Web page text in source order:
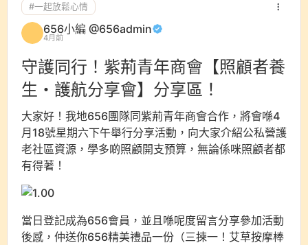
「656小編」將於留言回覆確認《媽住鬆一鬆．會員
限定優惠》資格，提醒會員WhatsApp +852 6511
6566，透過文字聯絡真人專員確認及預約，以優惠
價＊＊享用相關服務，優惠名額10位，先到先得。
＊＊如有任何爭議，掌老事務所保留優惠最終決定權
＊＊活動受條款及細則約束
舊有 656 WhatsApp 登記用戶注意事項：
即使您已是656 WhatsApp登記用戶，必須於656
網站再登記一次，以確認會員資格及使用討論區留
言功能，爭取優惠資格。了解網站會員登記及留言
流程，可瀏覽文章：
registration-guide/
#一起放鬆心情
656小編 @656admin
4月前
守護同行！紫荊青年商會【照顧者養
生・護航分享會】分享區！
大家好！我地656團隊同紫荊青年商會合作，將會喺4
月18號星期六下午舉行分享活動，向大家介紹公私營護
老社區資源，學多啲照顧開支預算，無論係咪照顧者都
有得著！
當日登記成為656會員，並且喺呢度留言分享參加活動
後感，仲送你656精美禮品一份（三揀一！艾草按摩棒